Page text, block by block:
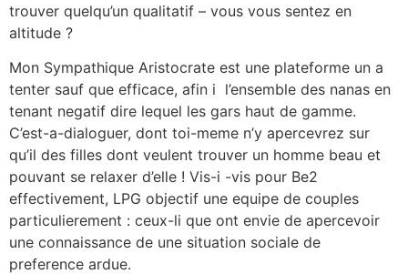
trouver quelqu’un qualitatif – vous vous sentez en
altitude ?
Mon Sympathique Aristocrate est une plateforme un a
tenter sauf que efficace, afin i l’ensemble des nanas en
tenant negatif dire lequel les gars haut de gamme.
C’est-a-dialoguer, dont toi-meme n’y apercevrez sur
qu’il des filles dont veulent trouver un homme beau et
pouvant se relaxer d’elle ! Vis-i -vis pour Be2
effectivement, LPG objectif une equipe de couples
particulierement : ceux-li que ont envie de apercevoir
une connaissance de une situation sociale de
preference ardue.